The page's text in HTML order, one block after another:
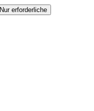
Nur erforderliche